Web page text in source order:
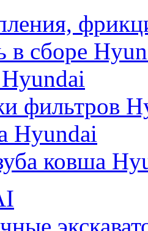
в сборе
фильтров
Hyundai
ковша